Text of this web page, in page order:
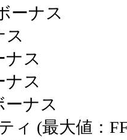
ーナス
ス
ナス
ナス
ーナス
ィ (最大値：